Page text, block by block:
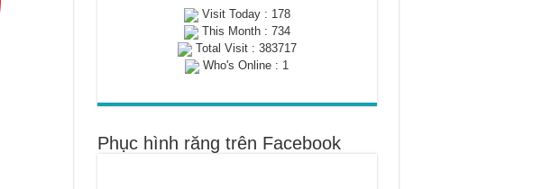
Visit Today : 178
This Month : 734
Total Visit : 383717
Who's Online : 1
Phục hình răng trên Facebook